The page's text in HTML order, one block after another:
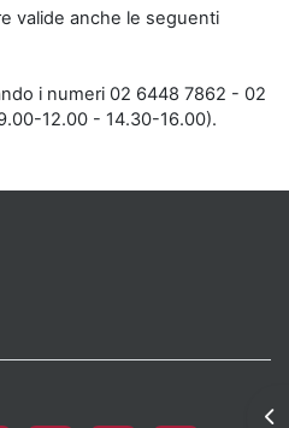
valide anche le seguenti
i numeri 02 6448 7862 - 02
12.00 - 14.30-16.00).